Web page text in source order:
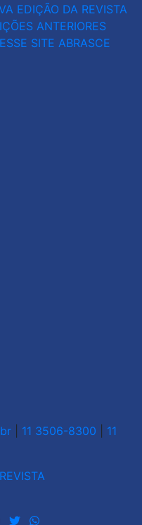
EDIÇÃO DA REVISTA
ANTERIORES
SITE ABRASCE
11 3506-8300
11